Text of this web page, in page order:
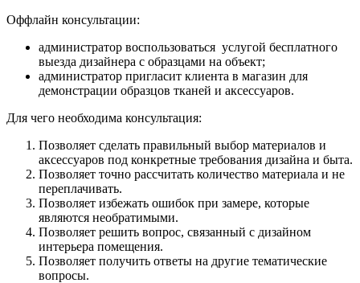
Оффлайн консультации:
администратор воспользоваться услугой бесплатного
выезда дизайнера с образцами на объект;
администратор пригласит клиента в магазин для
демонстрации образцов тканей и аксессуаров.
Для чего необходима консультация:
Позволяет сделать правильный выбор материалов и
аксессуаров под конкретные требования дизайна и быта.
Позволяет точно рассчитать количество материала и не
переплачивать.
Позволяет избежать ошибок при замере, которые
являются необратимыми.
Позволяет решить вопрос, связанный с дизайном
интерьера помещения.
Позволяет получить ответы на другие тематические
вопросы.